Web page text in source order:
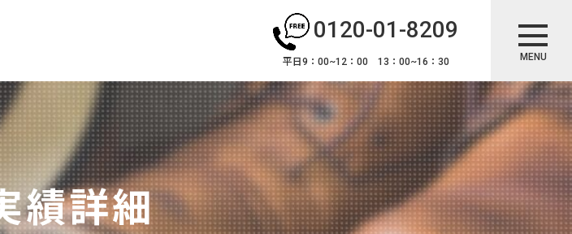
0120-01-8209
平日9：00~12：00 13：00~16：30 MENU
績詳細